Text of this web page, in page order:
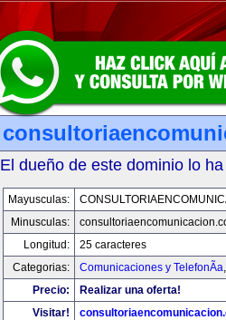
El dueño de este dominio lo
Mayusculas:
Minusculas:
Longitud:
25 caracteres
Categorias:
Comunicaciones y TelefonÃ­a
Precio:
Realizar una oferta!
Visitar!